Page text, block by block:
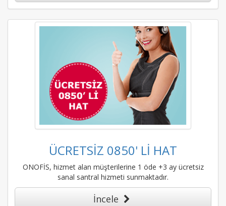
ÜCRETSİZ 0850' Lİ HAT
ONOFİS, hizmet alan müşterilerine 1 öde +3 ay ücretsiz
sanal santral hizmeti sunmaktadır.
İncele